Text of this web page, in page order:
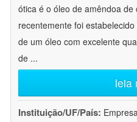
ótica é o óleo de amêndoa
recentemente foi
de um óleo com excelente
de ...
leia
Instituição/UF/País: